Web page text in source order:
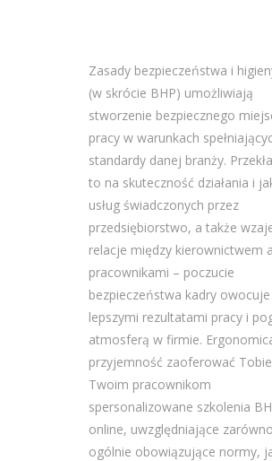
Zasady bezpieczeństwa i
(w skrócie BHP) umożliwiają
stworzenie bezpiecznego
pracy w warunkach
standardy danej branży.
to na skuteczność działania i
usług świadczonych przez
przedsiębiorstwo, a także
relacje między kierownictwem a
pracownikami – poczucie
bezpieczeństwa kadry owocuje
lepszymi rezultatami pracy i
atmosferą w firmie.
przyjemność zaoferować
Twoim pracownikom
spersonalizowane szkolenia
online, uwzględniające zarówno
ogólnie obowiązujące normy,